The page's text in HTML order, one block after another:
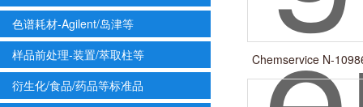
色谱耗材-Agilent/岛津等
样品前处理-装置/萃取柱等
衍生化/食品/药品等标准品
Chemservice N-
二氯